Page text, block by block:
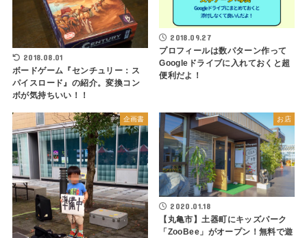
2018.08.01
ボードゲーム『センチュリー：ス
パイスロード』の紹介。変換コン
ボが気持ちいい！！
2018.09.27
プロフィールは数パターン作って
Googleドライブに入れておくと超
便利だよ！
企画書 お店
2020.01.18
【丸亀市】土器町にキッズパーク
「ZooBee」がオープン！無料で遊